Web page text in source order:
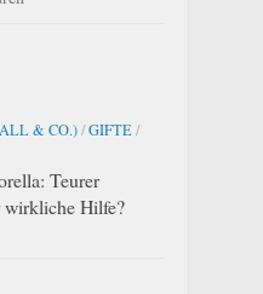
& CO.)/GIFTE/
Teurer
wirkliche Hilfe?